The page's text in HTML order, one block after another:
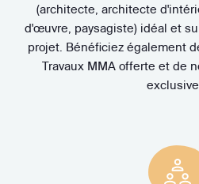
(architecte, architecte
d'œuvre, paysagiste) idéal et
projet. Bénéficiez également
Travaux MMA offerte et de